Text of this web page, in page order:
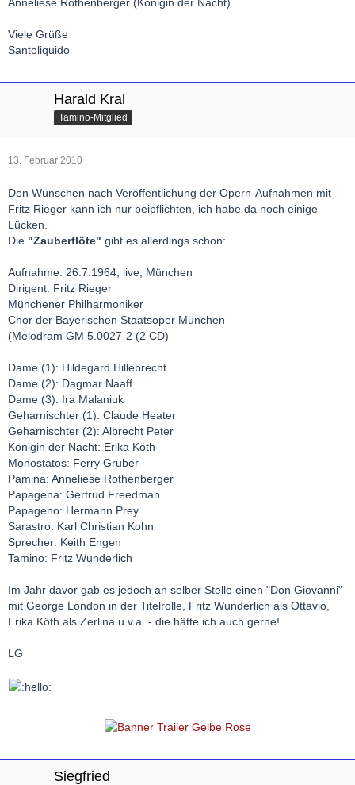
Anneliese Rothenberger (Königin der Nacht) ......
Viele Grüße
Santoliquido
Harald Kral
Tamino-Mitglied
13. Februar 2010
Den Wünschen nach Veröffentlichung der Opern-Aufnahmen mit
Fritz Rieger kann ich nur beipflichten, ich habe da noch einige
Lücken.
Die "Zauberflöte" gibt es allerdings schon:
Aufnahme: 26.7.1964, live, München
Dirigent: Fritz Rieger
Münchener Philharmoniker
Chor der Bayerischen Staatsoper München
(Melodram GM 5.0027-2 (2 CD)
Dame (1): Hildegard Hillebrecht
Dame (2): Dagmar Naaff
Dame (3): Ira Malaniuk
Geharnischter (1): Claude Heater
Geharnischter (2): Albrecht Peter
Königin der Nacht: Erika Köth
Monostatos: Ferry Gruber
Pamina: Anneliese Rothenberger
Papagena: Gertrud Freedman
Papageno: Hermann Prey
Sarastro: Karl Christian Kohn
Sprecher: Keith Engen
Tamino: Fritz Wunderlich
Im Jahr davor gab es jedoch an selber Stelle einen "Don Giovanni"
mit George London in der Titelrolle, Fritz Wunderlich als Ottavio,
Erika Köth als Zerlina u.v.a. - die hätte ich auch gerne!
LG
Siegfried